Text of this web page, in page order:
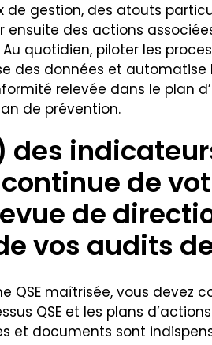
de gestion, des atouts
des actions
quotidien, piloter les
des données et
relevée dans le plan
de prévention.
des
de
de
vos audits
QSE maîtrisée, vous devez
QSE et les plans
et documents sont